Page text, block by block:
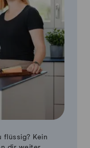
flüssig? Kein